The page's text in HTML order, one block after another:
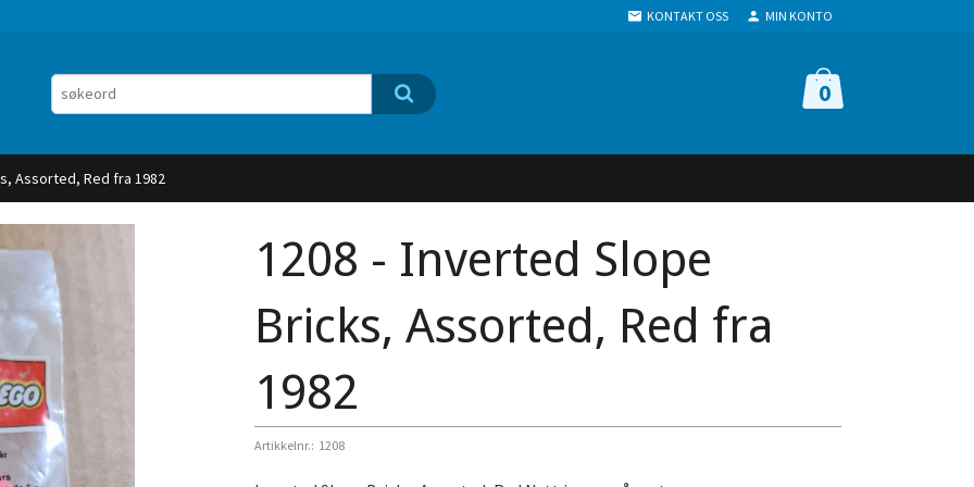
KONTAKT OSS MIN KONTO
0
Assorted, Red fra 1982
1208 - Inverted Slope
Bricks, Assorted, Red fra
1982
Artikkelnr.: 1208